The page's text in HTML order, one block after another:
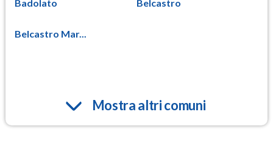
Badolato Belcastro
Belcastro Mar...
Mostra altri comuni